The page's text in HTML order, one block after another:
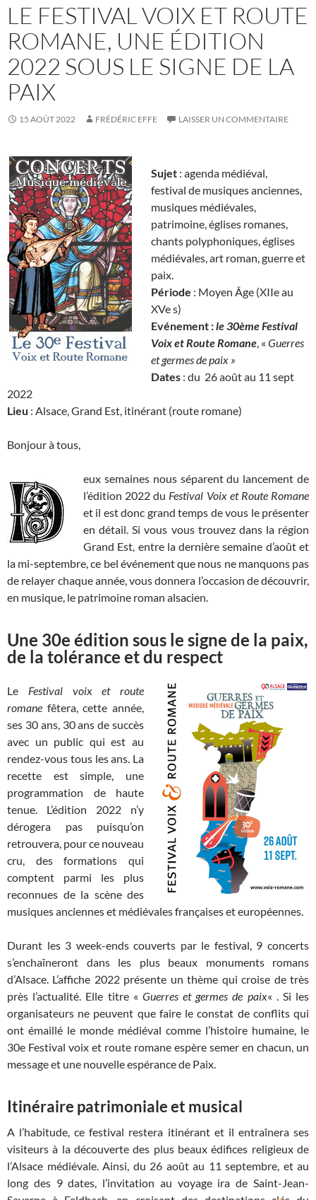
LE FESTIVAL VOIX ET ROUTE
ROMANE, UNE ÉDITION
2022 SOUS LE SIGNE DE LA
PAIX
15 AOÛT 2022 FRÉDÉRIC EFFE LAISSER UN COMMENTAIRE
Sujet : agenda médiéval,
festival de musiques anciennes,
musiques médiévales,
patrimoine, églises romanes,
chants polyphoniques, églises
médiévales, art roman, guerre et
paix.
Période : Moyen Âge (XIIe au
XVe s)
Evénement :le 30èmeFestival
Voix et Route Romane, « Guerres
et germes de paix »
Dates : du 26 août au 11 sept
2022
Lieu : Alsace, Grand Est, itinérant (route romane)
Bonjour à tous,
eux semaines nous séparent du lancement de
l’édition 2022 du Festival Voix et Route Romane
et il est donc grand temps de vous le présenter
en détail. Si vous vous trouvez dans la région
Grand Est, entre la dernière semaine d’août et
la mi-septembre, ce bel événement que nous ne manquons pas
de relayer chaque année, vous donnera l’occasion de découvrir,
en musique, le patrimoine roman alsacien.
Une 30e édition sous le signe de la paix,
de la tolérance et du respect
Le Festival voix et route
romane fêtera, cette année,
ses 30 ans, 30 ans de succès
avec un public qui est au
rendez-vous tous les ans. La
recette est simple, une
programmation de haute
tenue. L’édition 2022 n’y
dérogera pas puisqu’on
retrouvera, pour ce nouveau
cru, des formations qui
comptent parmi les plus
reconnues de la scène des
musiques anciennes et médiévales françaises et européennes.
Durant les 3 week-ends couverts par le festival, 9 concerts
s’enchaîneront dans les plus beaux monuments romans
d’Alsace. L’affiche 2022 présente un thème qui croise de très
près l’actualité. Elle titre « Guerres et germes de paix« . Si les
organisateurs ne peuvent que faire le constat de conflits qui
ont émaillé le monde médiéval comme l’histoire humaine, le
30e Festival voix et route romane espère semer en chacun, un
message et une nouvelle espérance de Paix.
Itinéraire patrimoniale et musical
A l’habitude, ce festival restera itinérant et il entraînera ses
visiteurs à la découverte des plus beaux édifices religieux de
l’Alsace médiévale. Ainsi, du 26 août au 11 septembre, et au
long des 9 dates, l’invitation au voyage ira de Saint-Jean-